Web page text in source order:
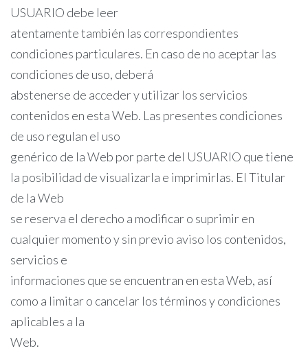
USUARIO debe leer
atentamente también las correspondientes
condiciones particulares. En caso de no aceptar las
condiciones de uso, deberá
abstenerse de acceder y utilizar los servicios
contenidos en esta Web. Las presentes condiciones
de uso regulan el uso
genérico de la Web por parte del USUARIO que tiene
la posibilidad de visualizarla e imprimirlas. El Titular
de la Web
se reserva el derecho a modificar o suprimir en
cualquier momento y sin previo aviso los contenidos,
servicios e
informaciones que se encuentran en esta Web, así
como a limitar o cancelar los términos y condiciones
aplicables a la
Web.